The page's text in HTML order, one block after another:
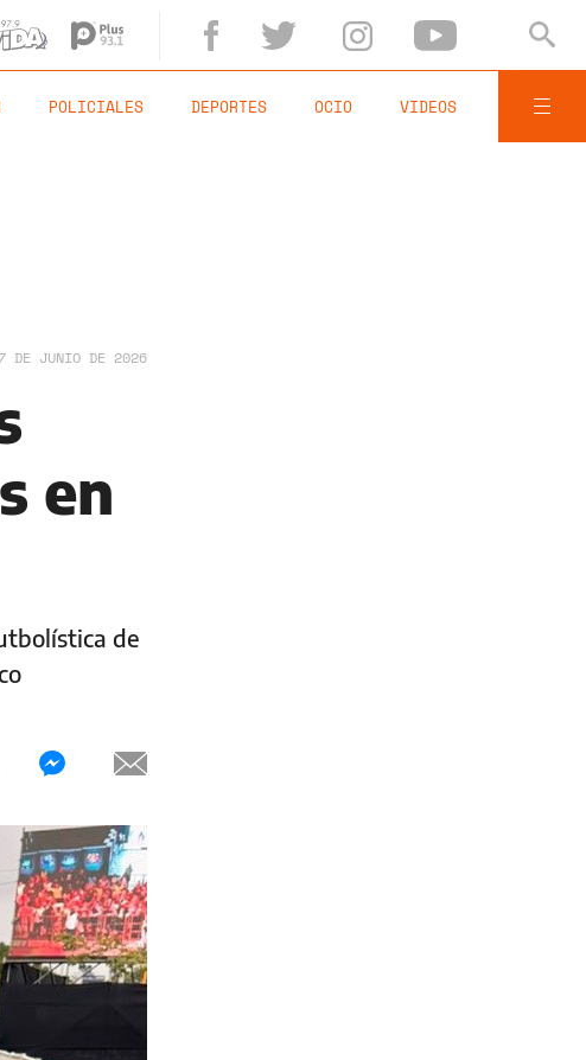
POLICIALES DEPORTES OCIO VIDEOS
DE JUNIO DE 2026
en
de